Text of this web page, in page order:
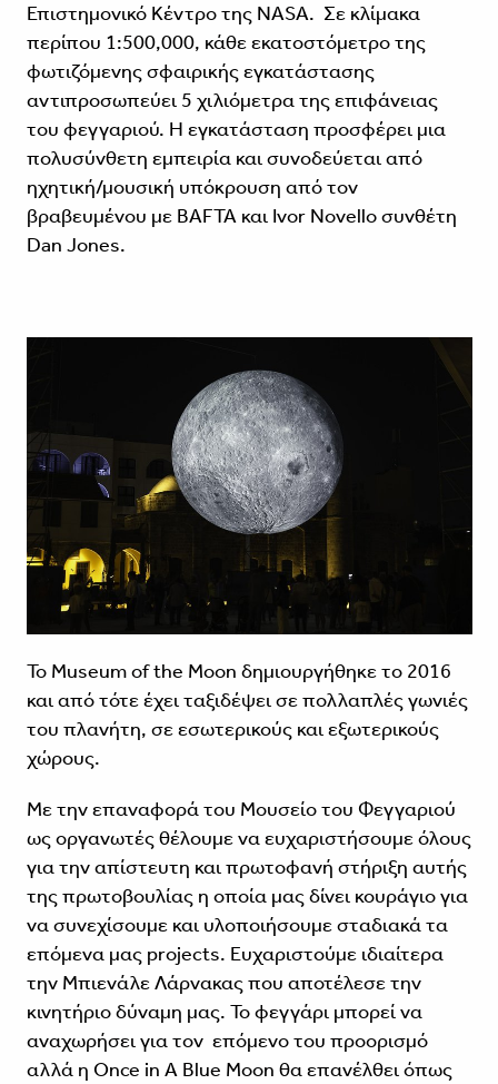
Επιστημονικό Κέντρο της ΝΑSA. Σε κλίμακα
περίπου 1:500,000, κάθε εκατοστόμετρο της
φωτιζόμενης σφαιρικής εγκατάστασης
αντιπροσωπεύει 5 χιλιόμετρα της επιφάνειας
του φεγγαριού. Η εγκατάσταση προσφέρει μια
πολυσύνθετη εμπειρία και συνοδεύεται από
ηχητική/μουσική υπόκρουση από τον
βραβευμένου με BAFTA και Ivor Novello συνθέτη
Dan Jones.
Το Museum of the Moon δημιουργήθηκε το 2016
και από τότε έχει ταξιδέψει σε πολλαπλές γωνιές
του πλανήτη, σε εσωτερικούς και εξωτερικούς
χώρους.
Με την επαναφορά του Μουσείο του Φεγγαριού
ως οργανωτές θέλουμε να ευχαριστήσουμε όλους
για την απίστευτη και πρωτοφανή στήριξη αυτής
της πρωτοβουλίας η οποία μας δίνει κουράγιο για
να συνεχίσουμε και υλοποιήσουμε σταδιακά τα
επόμενα μας projects. Ευχαριστούμε ιδιαίτερα
την Μπιενάλε Λάρνακας που αποτέλεσε την
κινητήριο δύναμη μας. Το φεγγάρι μπορεί να
αναχωρήσει για τον επόμενο του προορισμό
αλλά η Once in A Blue Moon θα επανέλθει όπως